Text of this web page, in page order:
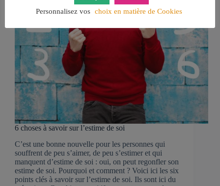
6 choses à savoir sur l’estime de soi
C’est une bonne nouvelle pour les personnes qui
souffrent de peu s’aimer, de peu s’estimer et qui
manquent d’estime de soi : oui, on peut regonfler son
estime de soi. Pourquoi et comment ? Voici ici les six
points clés à savoir sur l’estime de soi. Ils sont ici du
Personnalisez vos choix en matière de Cookies